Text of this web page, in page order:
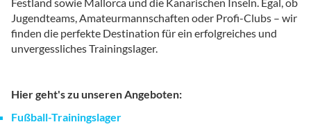
Jugendteams, Amateurmannschaften oder Profi-Clubs – wir
finden die perfekte Destination für ein erfolgreiches und
unvergessliches Trainingslager.
Hier geht's zu unseren Angeboten:
Fußball-Trainingslager